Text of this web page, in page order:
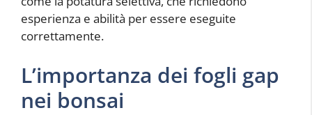
esperienza e abilità per essere eseguite
correttamente.
L’importanza dei fogli gap
nei bonsai